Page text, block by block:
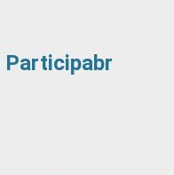
Participabr